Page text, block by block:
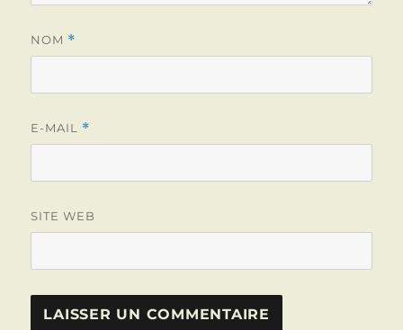
NOM *
E-MAIL *
SITE WEB